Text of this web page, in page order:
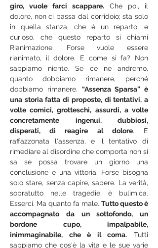
giro, vuole farci scappare. Che poi, il
dolore, non ci passa dal corridoio; sta solo
in quella stanza, che è un reparto, e
curioso, che questo reparto si chiami
Rianimazione. Forse vuole essere
rianimato, il dolore. E come si fa? Non
sappiamo niente. Se ce ne andremo,
quanto dobbiamo rimanere, perché
dobbiamo rimanere. “Assenza Sparsa” è
una storia fatta di proposte, di tentativi, a
volte comici, grotteschi, assurdi, a volte
concretamente ingenui, dubbiosi,
disperati, di reagire al dolore. È
raffazzonata l'assenza, e il tentativo di
rimediare al disordine che comporta non si
sa se possa trovare un giorno una
conclusione e una vittoria. Forse bisogna
solo stare, senza capire, sapere. La verità,
sopratutto nelle tragedie, è bulimica.
Esserci. Ma quanto fa male. Tutto questo è
accompagnato da un sottofondo, un
bordone cupo, impalpabile,
inimmaginabile, che è il coma. Tutti
sappiamo che cos'è la vita e le sue varie